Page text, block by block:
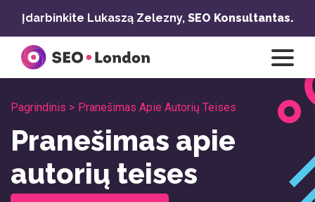
turinio
Įdarbinkite Lukaszą Zelezny, SEO Konsultantas.
Pagrindinis > Pranešimas Apie Autorių Teises
Pranešimas apie
autorių teises